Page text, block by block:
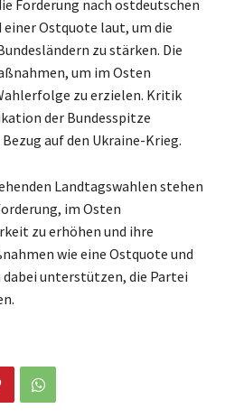
Forderung nach ostdeutschen
Ostquote laut, um die
zu stärken. Die
um im Osten
zu erzielen. Kritik
der Bundesspitze
auf den Ukraine-Krieg.
Landtagswahlen stehen
im Osten
zu erhöhen und ihre
wie eine Ostquote und
unterstützen, die Partei